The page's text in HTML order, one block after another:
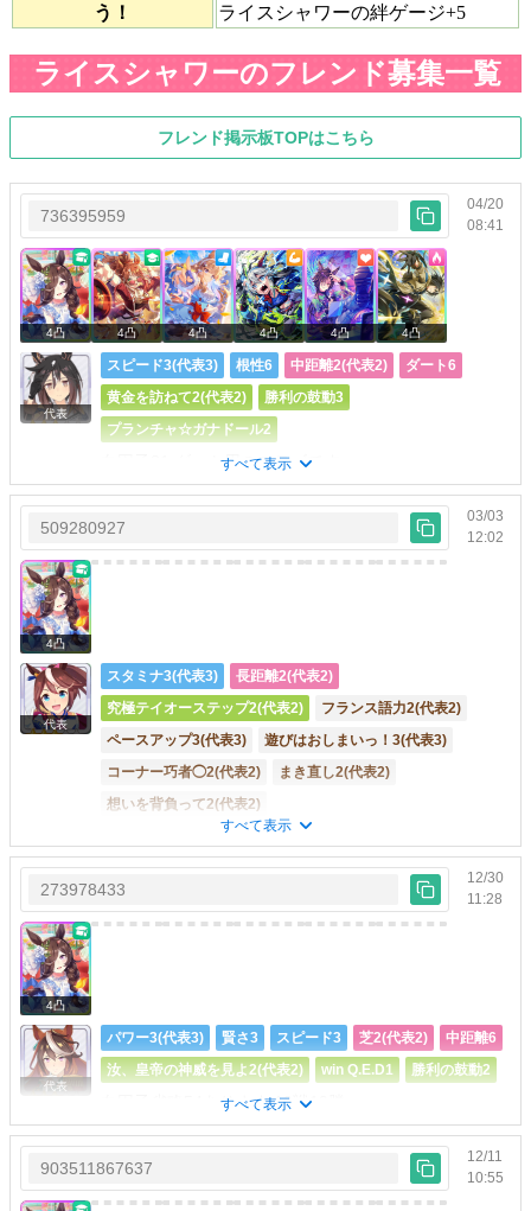
う！
ライスシャワーの絆ゲージ+5
ライスシャワーのフレンド募集一覧
フレンド掲示板TOPはこちら
736395959
04/20
08:41
4凸 4凸 4凸 4凸 4凸 4凸
代表
スピード3(代表3) 根性6 中距離2(代表2)
ダート6
黄金を訪ねて2(代表2)
勝利の鼓動3
プランチャ☆ガナドール2
白因子81 ダート用のステゴです
すべて表示
509280927
03/03
12:02
4凸
代表
スタミナ3(代表3)
長距離2(代表2)
究極テイオーステップ2(代表2)
フランス語力2(代表2)
ペースアップ3(代表3)
遊びはおしまいっ！3(代表3)
コーナー巧者◯2(代表2)
まき直し2(代表2)
想いを背負って2(代表2)
フレンド募集中です。サポカは固定ではありません
が、あまり所持していません。 初心者も大歓迎
すべて表示
273978433
12/30
11:28
4凸
代表
パワー3(代表3) 賢さ3 スピード3 芝2(代表2)
中距離6
汝、皇帝の神威を見よ2(代表2)
win Q.E.D1 勝利の鼓動2
白因子省略54あります 19戦19勝
すべて表示
903511867637
12/11
10:55